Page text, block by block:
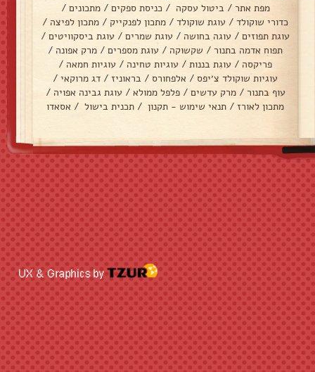
מפת אתר / ביטול עסקה / כניסת ספקים / מתכונים /
כדורי שוקולד / עוגת שוקולד / מתכון לפנקייק / מתכון לפיצה /
עוגת תפוזים / עוגה בחושה / עוגת שמרים / עוגת ביסקוויטים /
תפוח אדמה בתנור / שקשוקה / עוגת מספרים / מרק אפונה /
פריקסה / עוגת בננות / עוגיות טחינה / עוגיות חמאה /
עוגיות שוקולד צ׳יפס / אלפחורס / בראוניז / דג מרוקאי /
עוף בתנור / מרק עדשים / פלפל ממולא / עוגת גבינה אפויה /
מתכון לאורז / תנאי שימוש - תקנון / תכנית בישול / אסאדו